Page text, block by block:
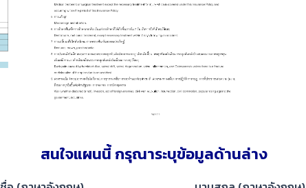
สนใจแผนนี้ กรุณาระบุข้อมูลด้านล่าง​